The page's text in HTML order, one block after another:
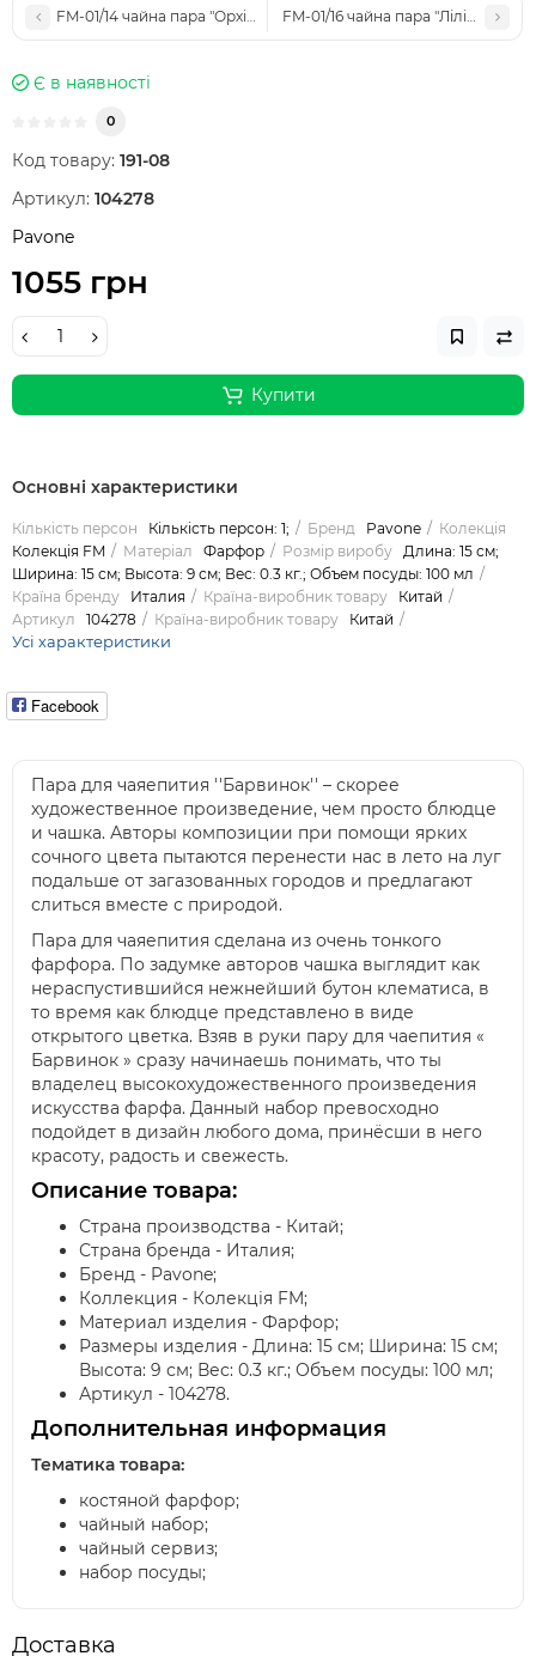
FM-01/14 чайна пара "Орхідея" (Pavone)FM-01/16 чайна пара "Лілія"
Є в наявності
0
Код товару: 191-08
Артикул: 104278
Pavone
1055 грн
Купити
Основні характеристики
Кількість персон Кількість персон: 1; Бренд Pavone
Колекція
Колекція FM
Матеріал Фарфор Розмір виробу Длина: 15 см;
Ширина: 15 см; Высота: 9 см; Вес: 0.3 кг.; Объем посуды: 100 мл
Країна бренду
Италия Країна-виробник товару
Китай
Артикул
104278 Країна-виробник товару Китай
Усі характеристики
Facebook
Пара для чаяепития ''Барвинок'' – скорее
художественное произведение, чем просто блюдце
и чашка. Авторы композиции при помощи ярких
сочного цвета пытаются перенести нас в лето на луг
подальше от загазованных городов и предлагают
слиться вместе с природой.
Пара для чаяепития сделана из очень тонкого
фарфора. По задумке авторов чашка выглядит как
нераспустившийся нежнейший бутон клематиса, в
то время как блюдце представлено в виде
открытого цветка. Взяв в руки пару для чаепития «
Барвинок » сразу начинаешь понимать, что ты
владелец высокохудожественного произведения
искусства фарфа. Данный набор превосходно
подойдет в дизайн любого дома, принёсши в него
красоту, радость и свежесть.
Описание товара:
Страна производства - Китай;
Страна бренда - Италия;
Бренд - Pavone;
Коллекция - Колекція FM;
Материал изделия - Фарфор;
Размеры изделия - Длина: 15 см; Ширина: 15 см;
Высота: 9 см; Вес: 0.3 кг.; Объем посуды: 100 мл;
Артикул - 104278.
Дополнительная информация
Тематика товара:
костяной фарфор;
чайный набор;
чайный сервиз;
набор посуды;
Доставка